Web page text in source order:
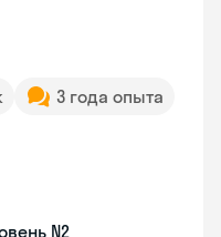
3 года опыта
N2